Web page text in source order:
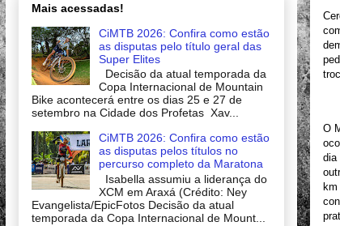
O
dia
Mais acessadas!
CiMTB 2026: Confira como estão
as disputas pelo título geral das
Super Elites
Decisão da atual temporada da
Copa Internacional de Mountain
Bike acontecerá entre os dias 25 e 27 de
setembro na Cidade dos Profetas Xav...
CiMTB 2026: Confira como estão
as disputas pelos títulos no
percurso completo da Maratona
Isabella assumiu a liderança do
XCM em Araxá (Crédito: Ney
Evangelista/EpicFotos Decisão da atual
temporada da Copa Internacional de Mount...